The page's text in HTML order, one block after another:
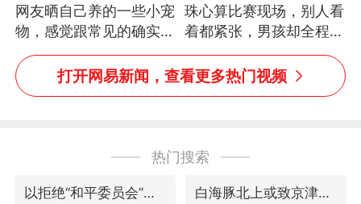
网友晒自己养的一些小宠
物，感觉跟常见的确实有
些不一样
珠心算比赛现场，别人看
着都紧张，男孩却全程气
定神闲、从容作答，最终
拿下冠军。网友：这淡定
的样子，一看就是有实
打开网易新闻，查看更多热门视频
热门搜索
以拒绝“和平委员会”的加沙和平计划 白海豚北上或致京津冀暴雨